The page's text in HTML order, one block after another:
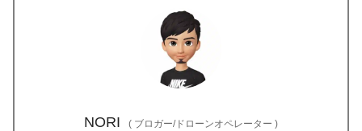
NORI ( ブロガー/ドローンオペレーター )